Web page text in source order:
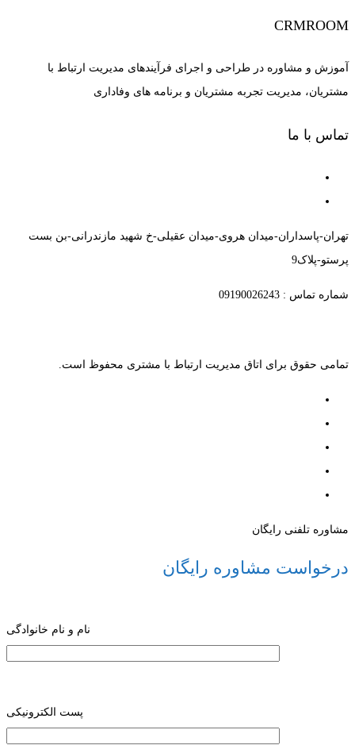
CRMROOM
آموزش و مشاوره در طراحی و اجرای فرآیندهای مدیریت ارتباط با
مشتریان، مدیریت تجربه مشتریان و برنامه های وفاداری
تماس با ما
تهران-پاسداران-میدان هروی-میدان عقیلی-خ شهید مازندرانی-بن بست
پرستو-پلاک9
شماره تماس : 09190026243
تمامی حقوق برای اتاق مدیریت ارتباط با مشتری محفوظ است.
مشاوره تلفنی رایگان
درخواست مشاوره رایگان
نام و نام خانوادگی
پست الکترونیکی